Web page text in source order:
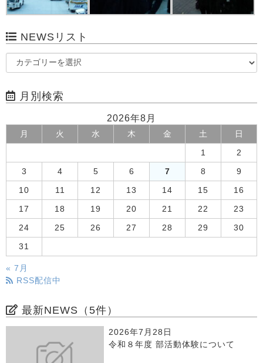
NEWSリスト
月別検索
2026年8月
月 火 水 木 金 土 日
1 2
3 4 5 6 7 8 9
10 11 12 13 14 15 16
17 18 19 20 21 22 23
24 25 26 27 28 29 30
31
« 7月
RSS配信中
最新NEWS（5件）
2026年7月28日
令和８年度 部活動体験について